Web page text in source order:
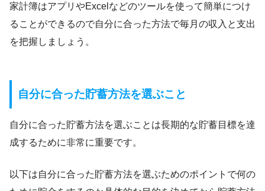
家計簿はアプリやExcelなどのツールを使って簡単につけ
ることができるので自分に合った方法で毎月の収入と支出
を把握しましょう。
自分に合った貯蓄方法を選ぶこと
自分に合った貯蓄方法を選ぶことは長期的な貯蓄目標を達
成するために非常に重要です。
以下は自分に合った貯蓄方法を選ぶためのポイントで何の